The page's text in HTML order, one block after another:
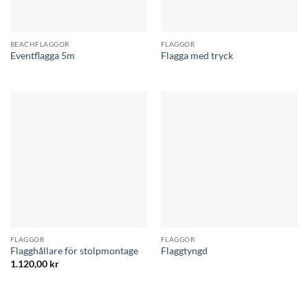
BEACHFLAGGOR
Eventflagga 5m
FLAGGOR
Flagga med tryck
FLAGGOR
Flagghållare för stolpmontage
1.120,00 kr
FLAGGOR
Flaggtyngd